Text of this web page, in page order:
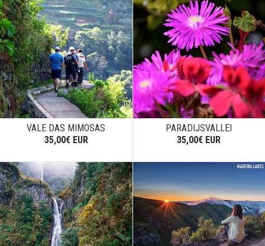
VALE DAS MIMOSAS
35,00€ EUR
PARADIJSVALLEI
35,00€ EUR